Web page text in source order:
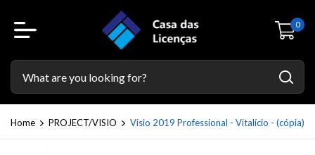
0
Home PROJECT/VISIO Visio 2019 Professional - Vitalício - (cópia)